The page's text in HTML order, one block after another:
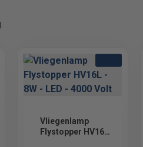
Vliegenlamp
Flystopper HV16L